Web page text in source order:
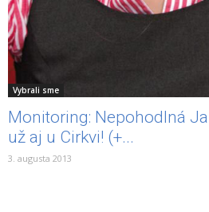
Vybrali sme
Monitoring: Nepohodlná
už aj u Cirkvi! (+...
3. augusta 2013